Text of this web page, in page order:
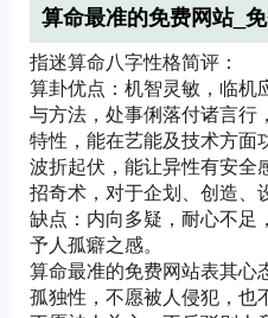
算命最准的免费网站_
算卦_指迷算命
指迷算命八字性格简评：
算卦优点：机智灵敏，临机
与方法，处事俐落付诸言行
特性，能在艺能及技术方面
波折起伏，能让异性有安全
招奇术，对于企划、创造、
缺点：内向多疑，耐心不足
予人孤癖之感。
算命最准的免费网站表其心
孤独性，不愿被人侵犯，也